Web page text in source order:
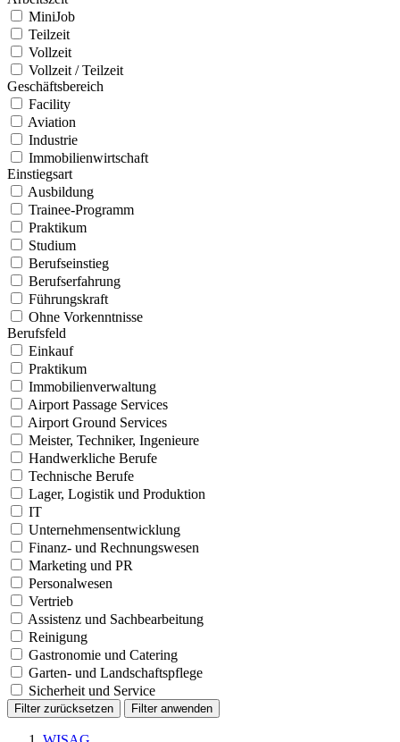
MiniJob
Teilzeit
Vollzeit
Vollzeit / Teilzeit
Geschäftsbereich
Facility
Aviation
Industrie
Immobilienwirtschaft
Einstiegsart
Ausbildung
Trainee-Programm
Praktikum
Studium
Berufseinstieg
Berufserfahrung
Führungskraft
Ohne Vorkenntnisse
Berufsfeld
Einkauf
Praktikum
Immobilienverwaltung
Airport Passage Services
Airport Ground Services
Meister, Techniker, Ingenieure
Handwerkliche Berufe
Technische Berufe
Lager, Logistik und Produktion
IT
Unternehmensentwicklung
Finanz- und Rechnungswesen
Marketing und PR
Personalwesen
Vertrieb
Assistenz und Sachbearbeitung
Reinigung
Gastronomie und Catering
Garten- und Landschaftspflege
Sicherheit und Service
Filter zurücksetzen Filter anwenden